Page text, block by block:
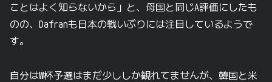
ことはよく知らないから」と、母国と同じA評価にしたも
のの、Dafranも日本の戦いぶりには注目しているようで
す。
自分はW杯予選はまだ少ししか観れてませんが、韓国と米